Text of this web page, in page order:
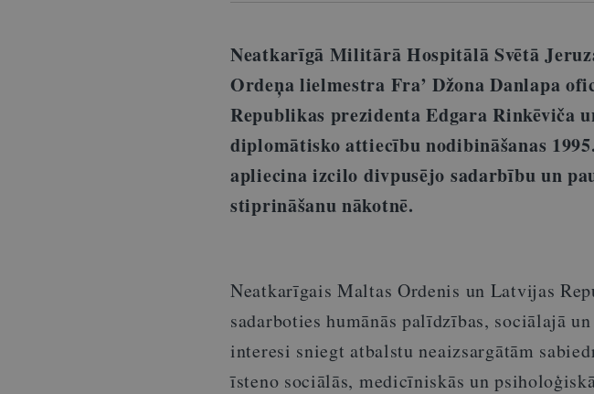
Neatkarīgā Militārā Hospitālā Svētā
Ordeņa lielmestra Fra’ Džona Danlapa
Republikas prezidenta Edgara Rinkēviča
diplomātisko attiecību nodibināšanas
apliecina izcilo divpusējo sadarbību un
stiprināšanu nākotnē.
Neatkarīgais Maltas Ordenis un Latvijas
sadarboties humānās palīdzības, sociālajā
interesi sniegt atbalstu neaizsargātām
īsteno sociālās, medicīniskās un